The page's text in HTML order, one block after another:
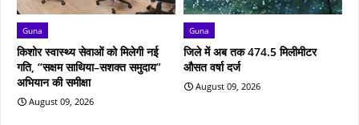
Guna
किशोर स्वास्थ्य सेवाओं को मिलेगी नई
गति, “सक्षम साथिया–सशक्त समुदाय”
अभियान की समीक्षा
August 09, 2026
Guna
जिले में अब तक 474.5 मिलीमीटर
औसत वर्षा दर्ज
August 09, 2026